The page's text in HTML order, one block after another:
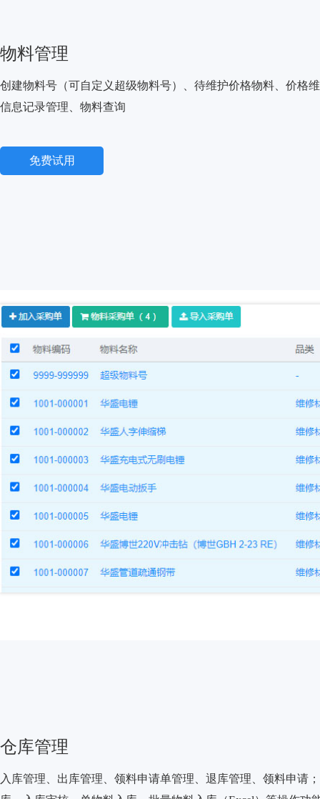
物料管理
创建物料号（可自定义超级物料号）、待维护价格物料、价格
信息记录管理、物料查询
免费试用
仓库管理
入库管理、出库管理、领料申请单管理、退库管理、领料申请